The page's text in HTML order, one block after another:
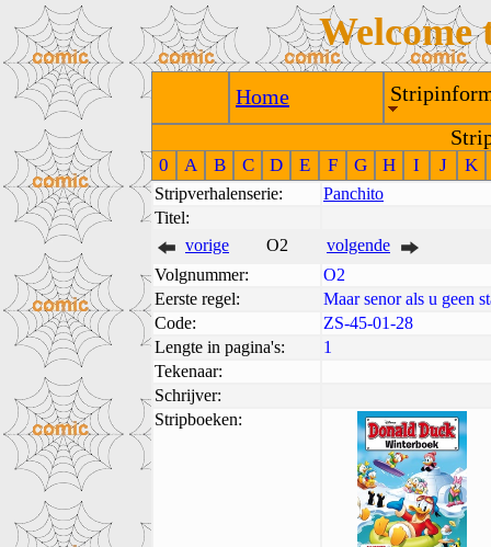
Welcome
Home
0 A B C D E F G H I J K
Stripverhalenserie:
Panchito
Titel:
vorige
O2
volgende
Volgnummer:
O2
Eerste regel:
Maar senor als u geen
Code:
ZS-45-01-28
Lengte in pagina's:
1
Tekenaar:
Schrijver:
Stripboeken: